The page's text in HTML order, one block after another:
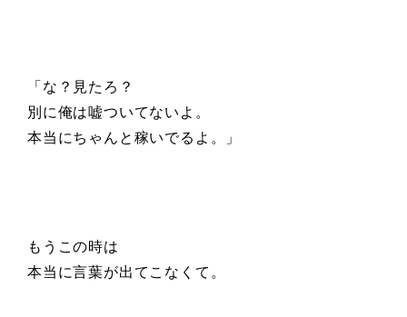
「な？見たろ？
別に俺は嘘ついてないよ。
本当にちゃんと稼いでるよ。」
もうこの時は
本当に言葉が出てこなくて。